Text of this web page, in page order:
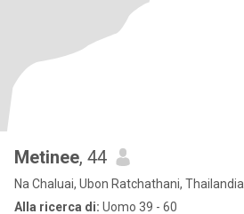
Metinee, 44
Na Chaluai, Ubon Ratchathani, Thailandia
Alla ricerca di: Uomo 39 - 60